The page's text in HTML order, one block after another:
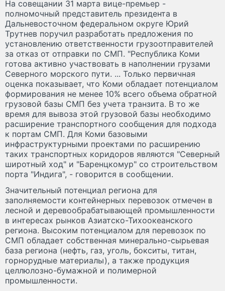
На совещании 31 марта вице-премьер -
полномочный представитель президента в
Дальневосточном федеральном округе Юрий
Трутнев поручил разработать предложения по
установлению ответственности грузоотправителей
за отказ от отправки по СМП. "Республика Коми
готова активно участвовать в наполнении грузами
Северного морского пути. ... Только первичная
оценка показывает, что Коми обладает потенциалом
формирования не менее 10% всего объема обратной
грузовой базы СМП без учета транзита. В то же
время для вывоза этой грузовой базы необходимо
расширение транспортного сообщения для подхода
к портам СМП. Для Коми базовыми
инфраструктурными проектами по расширению
таких транспортных коридоров являются "Северный
широтный ход" и "Баренцкомур" со строительством
порта "Индига", - говорится в сообщении.
Значительный потенциал региона для
заполняемости контейнерных перевозок отмечен в
лесной и деревообрабатывающей промышленности
в интересах рынков Азиатско-Тихоокеанского
региона. Высоким потенциалом для перевозок по
СМП обладает собственная минерально-сырьевая
база региона (нефть, газ, уголь, бокситы, титан,
горнорудные материалы), а также продукция
целлюлозно-бумажной и полимерной
промышленности.